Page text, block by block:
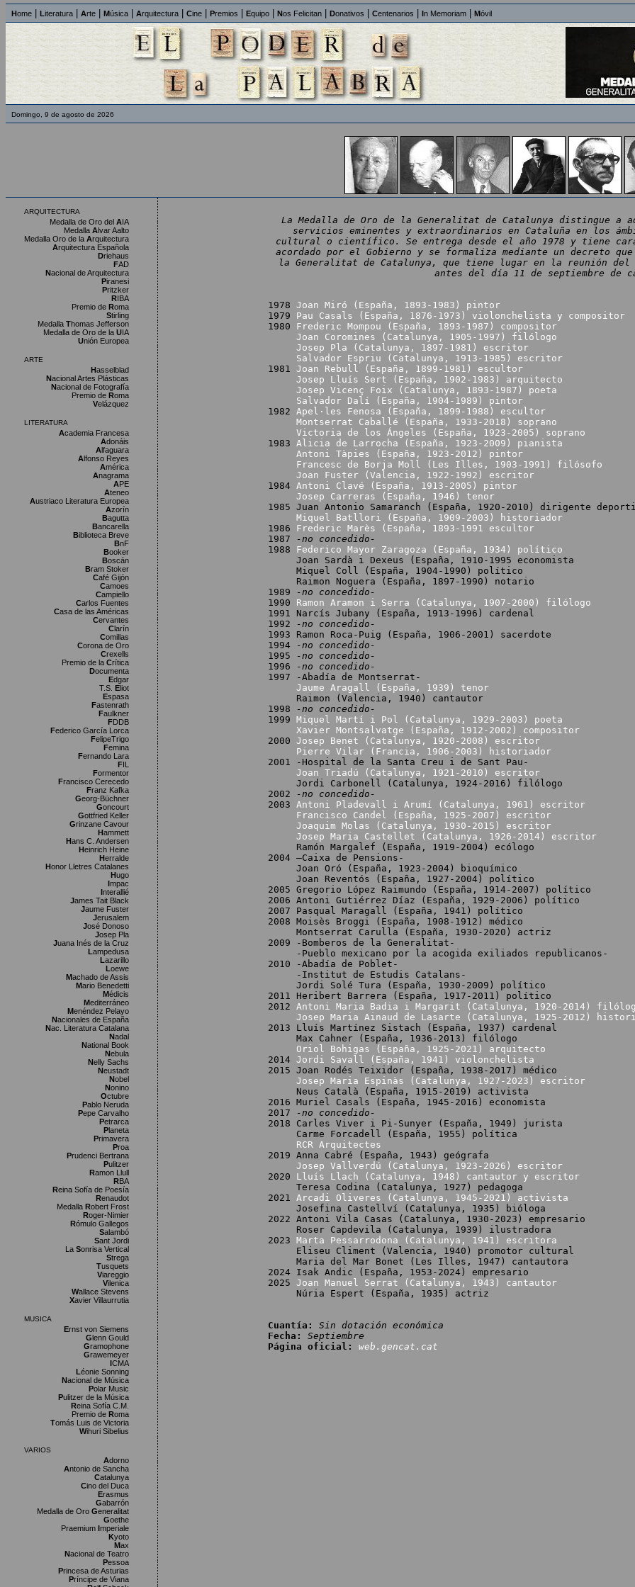
Home Literatura Arte Música Arquitectura Cine Premios Equipo Nos Felicitan Donativos Centenarios In Memoriam Móvil
Domingo, 9 de agosto de 2026
ARQUITECTURA
Medalla de Oro del AIA
Medalla Alvar Aalto
Medalla Oro de la Arquitectura
Arquitectura Española
Driehaus
FAD
Nacional de Arquitectura
Piranesi
Pritzker
RIBA
Premio de Roma
Stirling
Medalla Thomas Jefferson
Medalla de Oro de la UIA
Unión Europea
ARTE
Hasselblad
Nacional Artes Plásticas
Nacional de Fotografía
Premio de Roma
Velázquez
LITERATURA
Academia Francesa
Adonáis
Alfaguara
Alfonso Reyes
América
Anagrama
APE
Ateneo
Austriaco Literatura Europea
Azorín
Bagutta
Bancarella
Biblioteca Breve
BnF
Booker
Boscán
Bram Stoker
Café Gijón
Camoes
Campiello
Carlos Fuentes
Casa de las Américas
Cervantes
Clarín
Comillas
Corona de Oro
Crexells
Premio de la Crítica
Documenta
Edgar
T.S. Eliot
Espasa
Fastenrath
Faulkner
FDDB
Federico García Lorca
FelipeTrigo
Femina
Fernando Lara
FIL
Formentor
Francisco Cerecedo
Franz Kafka
Georg-Büchner
Goncourt
Gottfried Keller
Grinzane Cavour
Hammett
Hans C. Andersen
Heinrich Heine
Herralde
Honor Lletres Catalanes
Hugo
Impac
Interallié
James Tait Black
Jaume Fuster
Jerusalem
José Donoso
Josep Pla
Juana Inés de la Cruz
Lampedusa
Lazarillo
Loewe
Machado de Assis
Mario Benedetti
Médicis
Mediterráneo
Menéndez Pelayo
Nacionales de España
Nac. Literatura Catalana
Nadal
National Book
Nebula
Nelly Sachs
Neustadt
Nobel
Nonino
Octubre
Pablo Neruda
Pepe Carvalho
Petrarca
Planeta
Primavera
Proa
Prudenci Bertrana
Pulitzer
Ramon Llull
RBA
Reina Sofía de Poesía
Renaudot
Medalla Robert Frost
Roger-Nimier
Rómulo Gallegos
Salambó
Sant Jordi
La Sonrisa Vertical
Strega
Tusquets
Viareggio
Vilenica
Wallace Stevens
Xavier Villaurrutia
MUSICA
Ernst von Siemens
Glenn Gould
Gramophone
Grawemeyer
ICMA
Léonie Sonning
Nacional de Música
Polar Music
Pulitzer de la Música
Reina Sofía C.M.
Premio de Roma
Tomás Luis de Victoria
Wihuri Sibelius
VARIOS
Adorno
Antonio de Sancha
Catalunya
Cino del Duca
Erasmus
Gabarrón
Medalla de Oro Generalitat
Goethe
Praemium Imperiale
Kyoto
Max
Nacional de Teatro
Pessoa
Princesa de Asturias
Príncipe de Viana
La Medalla de Oro de la Generalitat de Catalunya distingue a
servicios eminentes y extraordinarios en Cataluña en los
cultural o científico. Se entrega desde el año 1978 y tiene
acordado por el Gobierno y se formaliza mediante un decreto
la Generalitat de Catalunya, que tiene lugar en la reunión del
antes del día 11 de septiembre de
1978 Joan Miró (España, 1893-1983) pintor
1979 Pau Casals (España, 1876-1973) violonchelista y compositor
1980 Frederic Mompou (España, 1893-1987) compositor
Joan Coromines (Catalunya, 1905-1997) filólogo
Josep Pla (Catalunya, 1897-1981) escritor
Salvador Espriu (Catalunya, 1913-1985) escritor
1981 Joan Rebull (España, 1899-1981) escultor
Josep Lluís Sert (España, 1902-1983) arquitecto
Josep Vicenç Foix (Catalunya, 1893-1987) poeta
Salvador Dalí (España, 1904-1989) pintor
1982 Apel·les Fenosa (España, 1899-1988) escultor
Montserrat Caballé (España, 1933-2018) soprano
Victoria de los Ángeles (España, 1923-2005) soprano
1983 Alicia de Larrocha (España, 1923-2009) pianista
Antoni Tàpies (España, 1923-2012) pintor
Francesc de Borja Moll (Les Illes, 1903-1991) filósofo
Joan Fuster (Valencia, 1922-1992) escritor
1984 Antoni Clavé (España, 1913-2005) pintor
Josep Carreras (España, 1946) tenor
1985 Juan Antonio Samaranch (España, 1920-2010) dirigente
Miquel Batllori (España, 1909-2003) historiador
1986 Frederic Marès (España, 1893-1991 escultor
1987
-no concedido-
1988 Federico Mayor Zaragoza (España, 1934) político
Joan Sardà i Dexeus (España, 1910-1995 economista
Miquel Coll (España, 1904-1990) político
Raimon Noguera (España, 1897-1990) notario
1989
-no concedido-
1990 Ramon Aramon i Serra (Catalunya, 1907-2000) filólogo
1991 Narcís Jubany (España, 1913-1996) cardenal
1992
-no concedido-
1993 Ramon Roca-Puig (España, 1906-2001) sacerdote
1994
-no concedido-
1995
-no concedido-
1996
-no concedido-
1997 -Abadía de Montserrat-
Jaume Aragall (España, 1939) tenor
Raimon (Valencia, 1940) cantautor
1998
-no concedido-
1999 Miquel Martí i Pol (Catalunya, 1929-2003) poeta
Xavier Montsalvatge (España, 1912-2002) compositor
2000 Josep Benet (Catalunya, 1920-2008) escritor
Pierre Vilar (Francia, 1906-2003) historiador
2001 -Hospital de la Santa Creu i de Sant Pau-
Joan Triadú (Catalunya, 1921-2010) escritor
Jordi Carbonell (Catalunya, 1924-2016) filólogo
2002
-no concedido-
2003 Antoni Pladevall i Arumí (Catalunya, 1961) escritor
Francisco Candel (España, 1925-2007) escritor
Joaquim Molas (Catalunya, 1930-2015) escritor
Josep Maria Castellet (Catalunya, 1926-2014) escritor
Ramón Margalef (España, 1919-2004) ecólogo
2004 –Caixa de Pensions-
Joan Oró (España, 1923-2004) bioquímico
Joan Reventós (España, 1927-2004) político
2005 Gregorio López Raimundo (España, 1914-2007) político
2006 Antoni Gutiérrez Díaz (España, 1929-2006) político
2007 Pasqual Maragall (España, 1941) político
2008 Moisès Broggi (España, 1908-1912) médico
Montserrat Carulla (España, 1930-2020) actriz
2009 -Bomberos de la Generalitat-
-Pueblo mexicano por la acogida exiliados republicanos-
2010 -Abadía de Poblet-
-Institut de Estudis Catalans-
Jordi Solé Tura (España, 1930-2009) político
2011 Heribert Barrera (España, 1917-2011) político
2012 Antoni Maria Badia i Margarit (Catalunya, 1920-2014)
Josep Maria Ainaud de Lasarte (Catalunya, 1925-2012)
2013 Lluís Martínez Sistach (España, 1937) cardenal
Max Cahner (España, 1936-2013) filólogo
Oriol Bohigas (España, 1925-2021) arquitecto
2014 Jordi Savall (España, 1941) violonchelista
2015 Joan Rodés Teixidor (España, 1938-2017) médico
Josep Maria Espinàs (Catalunya, 1927-2023) escritor
Neus Català (España, 1915-2019) activista
2016 Muriel Casals (España, 1945-2016) economista
2017
-no concedido-
2018 Carles Viver i Pi-Sunyer (España, 1949) jurista
Carme Forcadell (España, 1955) política
RCR Arquitectes
2019 Anna Cabré (España, 1943) geógrafa
Josep Vallverdú (Catalunya, 1923-2026) escritor
2020 Lluís Llach (Catalunya, 1948) cantautor y escritor
Teresa Codina (Catalunya, 1927) pedagoga
2021 Arcadi Oliveres (Catalunya, 1945-2021) activista
Josefina Castellví (Catalunya, 1935) bióloga
2022 Antoni Vila Casas (Catalunya, 1930-2023) empresario
Roser Capdevila (Catalunya, 1939) ilustradora
2023 Marta Pessarrodona (Catalunya, 1941) escritora
Eliseu Climent (Valencia, 1940) promotor cultural
Maria del Mar Bonet (Les Illes, 1947) cantautora
2024 Isak Andic (España, 1953-2024) empresario
2025 Joan Manuel Serrat (Catalunya, 1943) cantautor
Núria Espert (España, 1935) actriz
Cuantía:
Sin dotación económica
Fecha:
Septiembre
Página oficial:
web.gencat.cat